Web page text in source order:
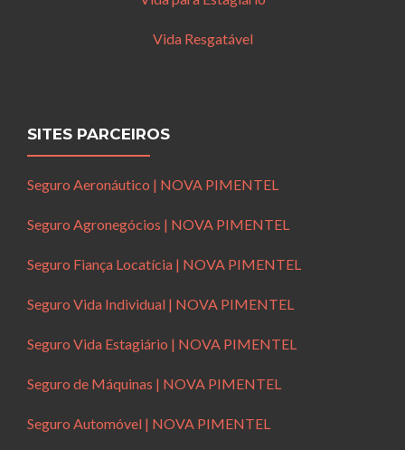
Vida Resgatável
SITES PARCEIROS
Seguro Aeronáutico | NOVA PIMENTEL
Seguro Agronegócios | NOVA PIMENTEL
Seguro Fiança Locatícia | NOVA PIMENTEL
Seguro Vida Individual | NOVA PIMENTEL
Seguro Vida Estagiário | NOVA PIMENTEL
Seguro de Máquinas | NOVA PIMENTEL
Seguro Automóvel | NOVA PIMENTEL